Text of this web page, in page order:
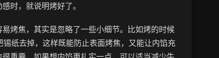
时，就说明烤好了。
烤焦，其实是忽略了一些小细节。比如烤的时候
纸去掉，这样既能防止表面烤焦，又能让内馅充